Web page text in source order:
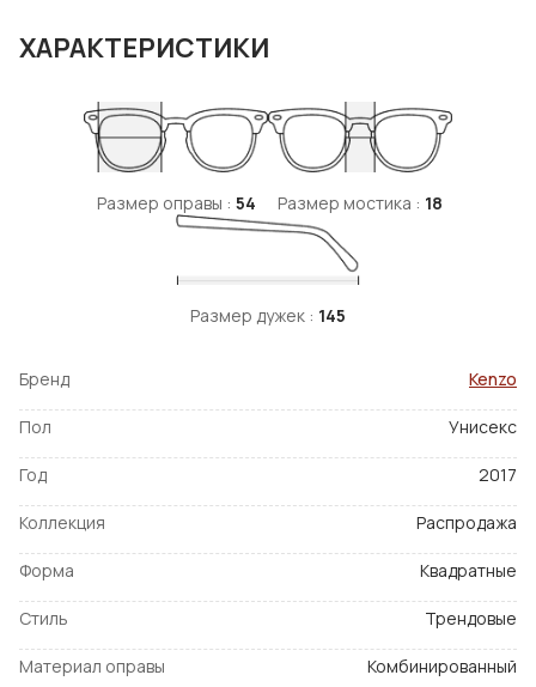
ХАРАКТЕРИСТИКИ
Размер оправы : 54 Размер мостика : 18
Размер дужек : 145
Бренд Kenzo
Пол Унисекс
Год 2017
Коллекция Распродажа
Форма Квадратные
Стиль Трендовые
Материал оправы Комбинированный